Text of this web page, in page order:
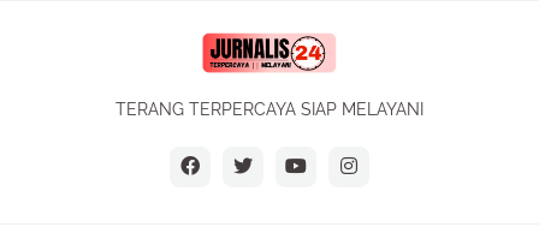
TERANG TERPERCAYA SIAP MELAYANI